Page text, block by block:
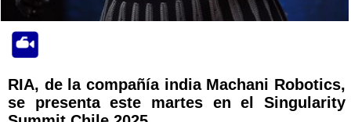
RIA, de la compañía india Machani Robotics,
se presenta este martes en el Singularity